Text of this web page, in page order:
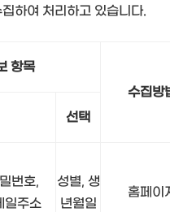
하여 처리하고 있습니다.
항목
수집방
선택
번호,
일주소
성별, 생
년월일
홈페이